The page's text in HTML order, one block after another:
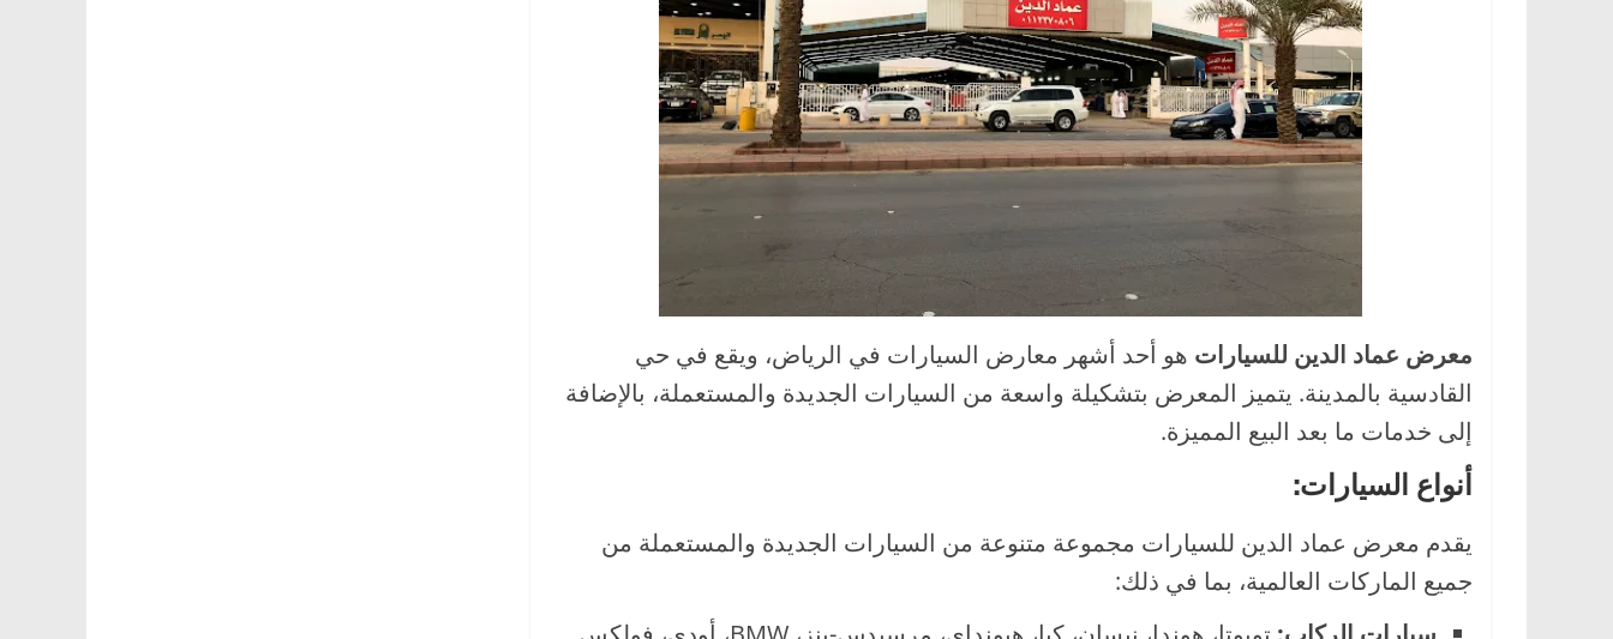
معرض عماد الدين للسيارات هو أحد أشهر معارض السيارات في الرياض، ويقع في حي
القادسية بالمدينة. يتميز المعرض بتشكيلة واسعة من السيارات الجديدة والمستعملة، بالإضافة
إلى خدمات ما بعد البيع المميزة.
أنواع السيارات:
يقدم معرض عماد الدين للسيارات مجموعة متنوعة من السيارات الجديدة والمستعملة من
جميع الماركات العالمية، بما في ذلك: